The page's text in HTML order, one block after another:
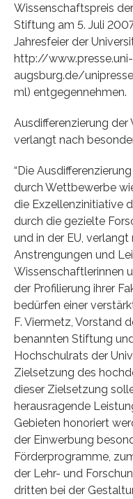
Wissenschaftspreis
Stiftung am 5. Juli
Jahresfeier der
http://www.presse.uni-
augsburg.de/
ml) entgegennehmen.
Ausdifferenzierung
verlangt nach
“Die
durch Wettbewerbe
die Exzellenzinitiative
durch die gezielte
und in der EU,
Anstrengungen und
Wissenschaftlerinnen
der Profilierung ihrer
bedürfen einer
F. Viermetz, Vorstand
benannten Stiftung
Hochschulrats der
Zielsetzung des
dieser Zielsetzung
herausragende
Gebieten honoriert
der Einwerbung
Förderprogramme,
der Lehr- und
dritten bei der